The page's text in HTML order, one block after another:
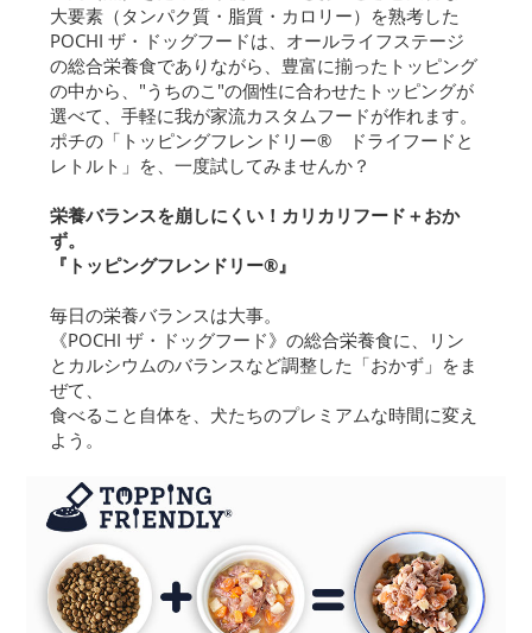
大要素（タンパク質・脂質・カロリー）を熟考した
POCHI ザ・ドッグフードは、オールライフステージ
の総合栄養食でありながら、豊富に揃ったトッピング
の中から、"うちのこ"の個性に合わせたトッピングが
選べて、手軽に我が家流カスタムフードが作れます。
ポチの「トッピングフレンドリー® ドライフードと
レトルト」を、一度試してみませんか？
栄養バランスを崩しにくい！カリカリフード＋おか
ず。
『トッピングフレンドリー®』
毎日の栄養バランスは大事。
《POCHI ザ・ドッグフード》の総合栄養食に、リン
とカルシウムのバランスなど調整した「おかず」をま
ぜて、
食べること自体を、犬たちのプレミアムな時間に変え
よう。